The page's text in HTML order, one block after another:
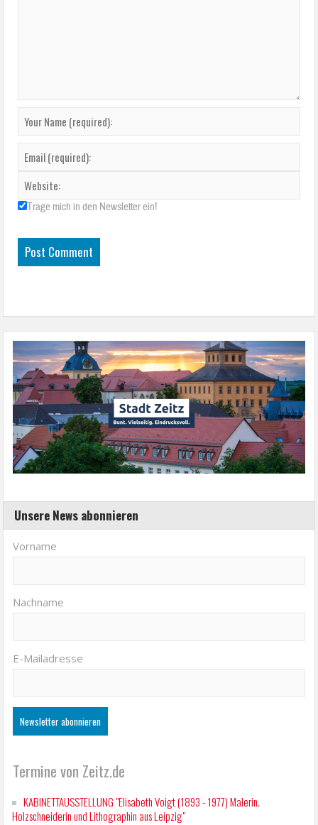
Trage mich in den Newsletter ein!
Unsere News abonnieren
Vorname
Nachname
E-Mailadresse
Termine von Zeitz.de
KABINETTAUSSTELLUNG "Elisabeth Voigt (1893 - 1977) Malerin.
Holzschneiderin und Lithographin aus Leipzig"